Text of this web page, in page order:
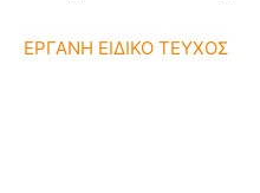
ΕΡΓΑΝΗ ΕΙΔΙΚΟ ΤΕΥΧΟΣ